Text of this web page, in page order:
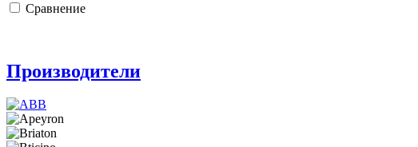
Сравнение
Производители